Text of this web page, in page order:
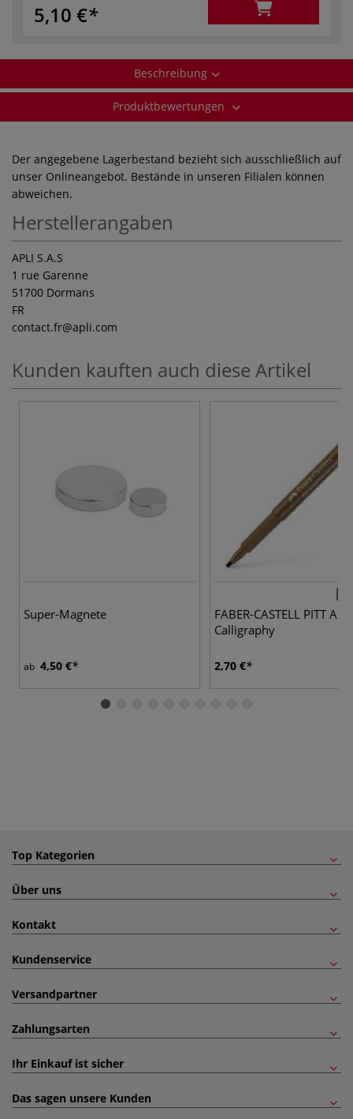
5,10 €
Beschreibung
Produktbewertungen
Der angegebene Lagerbestand bezieht sich ausschließlich auf
unser Onlineangebot. Bestände in unseren Filialen können
abweichen.
Herstellerangaben
APLI S.A.S
1 rue Garenne
51700 Dormans
FR
contact.fr@apli.com
Kunden kauften auch diese Artikel
Super-Magnete
ab 4,50 €
FABER-CASTELL PITT
Calligraphy
2,70 €
Top Kategorien
Über uns
Kontakt
Kundenservice
Versandpartner
Zahlungsarten
Ihr Einkauf ist sicher
Das sagen unsere Kunden